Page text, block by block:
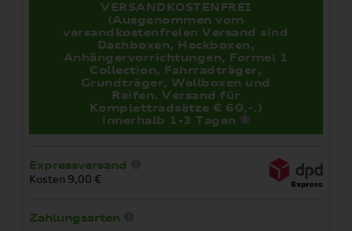
VERSANDKOSTENFREI
(Ausgenommen vom
versandkostenfreien Versand sind
Dachboxen, Heckboxen,
Anhängervorrichtungen, Formel 1
Collection, Fahrradträger,
Grundträger, Wallboxen und
Reifen. Versand für
Komplettradsätze € 60,-.)
innerhalb 1-3 Tagen
Expressversand
Kosten 9,00 €
Zahlungsarten